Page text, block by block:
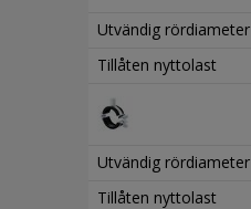
Utvändig rördiameter
Tillåten nyttolast
Utvändig rördiameter
Tillåten nyttolast